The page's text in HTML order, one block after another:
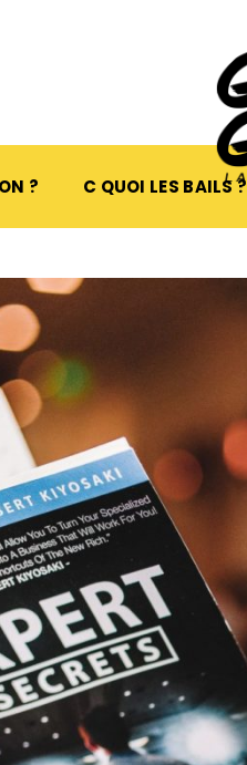
? C QUOI LES BAILS ?